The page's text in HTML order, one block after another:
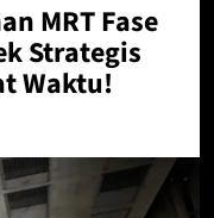
MRT Fase
Strategis
Waktu!